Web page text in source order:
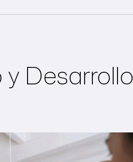
Desarrollo